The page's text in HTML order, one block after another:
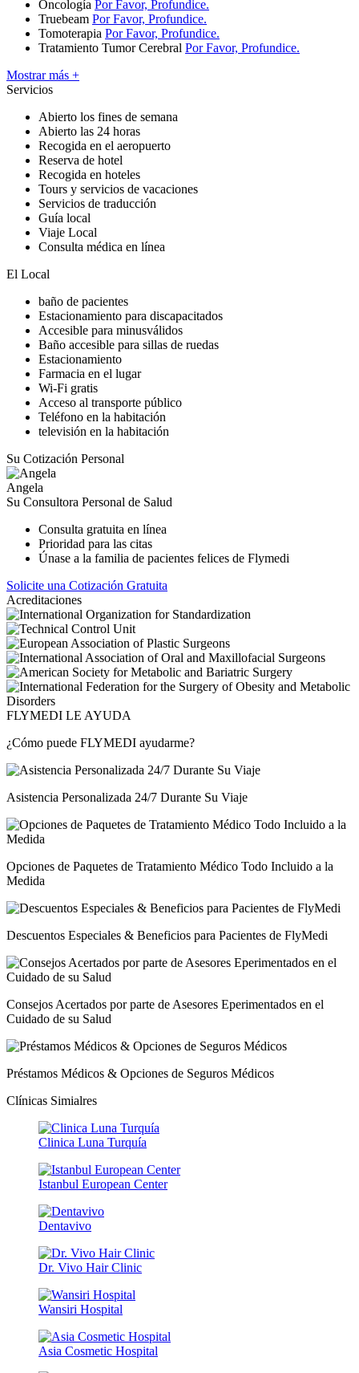
Oncología Por Favor, Profundice.
Truebeam Por Favor, Profundice.
Tomoterapia Por Favor, Profundice.
Tratamiento Tumor Cerebral Por Favor, Profundice.
Mostrar más +
Servicios
Abierto los fines de semana
Abierto las 24 horas
Recogida en el aeropuerto
Reserva de hotel
Recogida en hoteles
Tours y servicios de vacaciones
Servicios de traducción
Guía local
Viaje Local
Consulta médica en línea
El Local
baño de pacientes
Estacionamiento para discapacitados
Accesible para minusválidos
Baño accesible para sillas de ruedas
Estacionamiento
Farmacia en el lugar
Wi-Fi gratis
Acceso al transporte público
Teléfono en la habitación
televisión en la habitación
Su Cotización Personal
Angela
Su Consultora Personal de Salud
Consulta gratuita en línea
Prioridad para las citas
Únase a la familia de pacientes felices de Flymedi
Solicite una Cotización Gratuita
Acreditaciones
FLYMEDI LE AYUDA
¿Cómo puede FLYMEDI ayudarme?
Asistencia Personalizada 24/7 Durante Su Viaje
Opciones de Paquetes de Tratamiento Médico Todo Incluido a la
Medida
Descuentos Especiales & Beneficios para Pacientes de FlyMedi
Consejos Acertados por parte de Asesores Eperimentados en el
Cuidado de su Salud
Préstamos Médicos & Opciones de Seguros Médicos
Clínicas Simialres
Clinica Luna Turquía
Istanbul European Center
Dentavivo
Dr. Vivo Hair Clinic
Wansiri Hospital
Asia Cosmetic Hospital